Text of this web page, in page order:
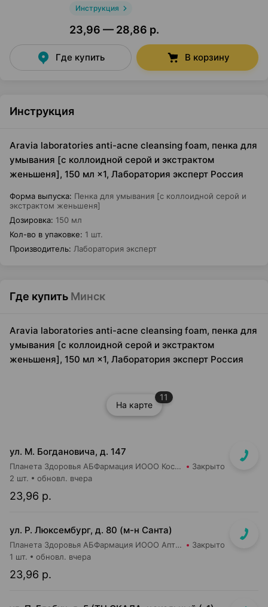
Инструкция
23,96 — 28,86 р.
Где купить В корзину
Инструкция
Aravia laboratories anti-acne cleansing foam, пенка для
умывания [с коллоидной серой и экстрактом
женьшеня], 150 мл ×1, Лаборатория эксперт Россия
Форма выпуска: Пенка для умывания [с коллоидной серой и
экстрактом женьшеня]
Дозировка: 150 мл
Кол-во в упаковке: 1 шт.
Производитель: Лаборатория эксперт
Где купить Минск
Aravia laboratories anti-acne cleansing foam, пенка для
умывания [с коллоидной серой и экстрактом
женьшеня], 150 мл ×1, Лаборатория эксперт Россия
На карте
11
ул. М. Богдановича, д. 147
Планета Здоровья АБФармация ИООО Косметический магазин №4 Закрыто
23,96 р.
2 шт. обновл. вчера
ул. Р. Люксембург, д. 80 (м-н Санта)
Планета Здоровья АБФармация ИООО Аптека №7 Закрыто
23,96 р.
1 шт. обновл. вчера